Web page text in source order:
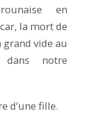
en
la mort de
vide au
notre
d’une fille.